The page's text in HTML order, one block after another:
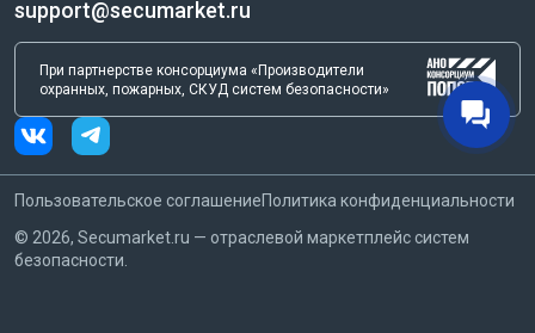
support@secumarket.ru
При партнерстве консорциума «Производители
охранных, пожарных, СКУД систем безопасности»
Пользовательское соглашениеПолитика конфиденциальности
© 2026, Secumarket.ru — отраслевой маркетплейс систем
безопасности.